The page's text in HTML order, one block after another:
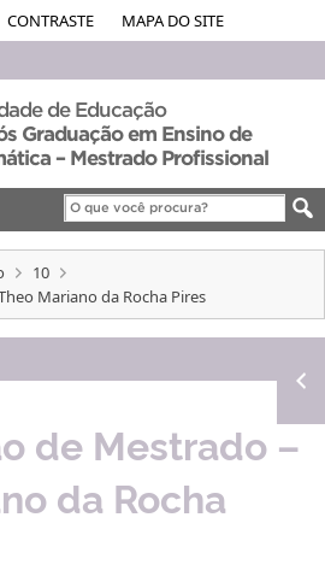
CONTRASTE MAPA DO SITE
de Educação
Graduação em Ensino de
– Mestrado Profissional
10
Mariano da Rocha Pires
de Mestrado –
da Rocha